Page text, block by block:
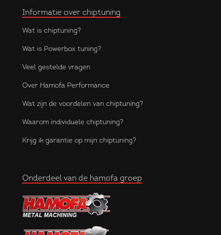
Informatie over chiptuning
Wat is chiptuning?
Wat is Powerbox tuning?
Veel gestelde vragen
Over Hamofa Performance
Wat zijn de voordelen van chiptuning?
Waarom individuele chiptuning?
Krijg ik garantie op mijn chiptuning?
Onderdeel van de hamofa groep